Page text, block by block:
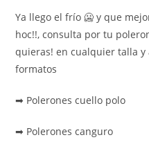
Ya llego el frío 🥶 y que
hoc!!, consulta por tu
quieras! en cualquier talla
formatos
➡ Polerones cuello polo
➡ Polerones canguro